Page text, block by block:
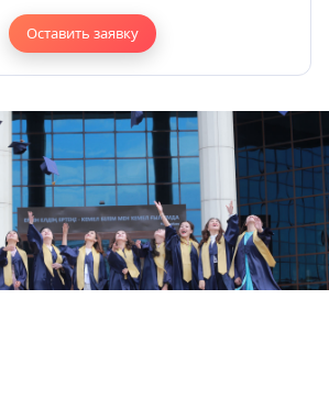
Оставить заявку